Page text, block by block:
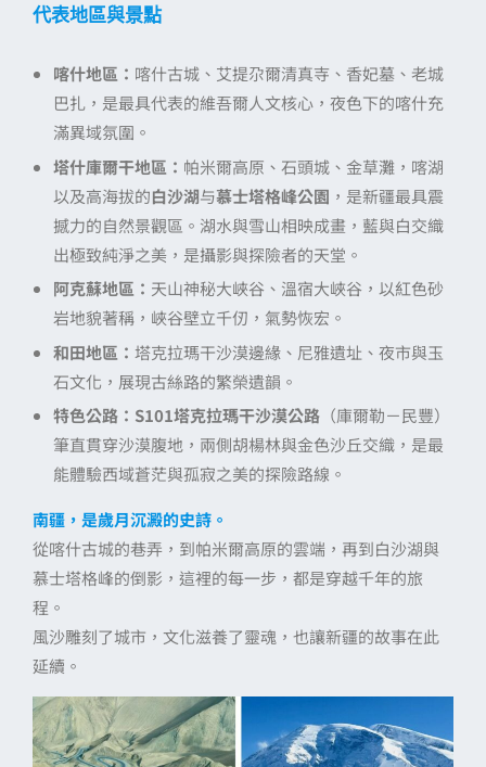
代表地區與景點
喀什地區： 喀什古城、艾提尕爾清真寺、香妃墓、老城
巴扎，是最具代表的維吾爾人文核心，夜色下的喀什充
滿異域氛圍。
塔什庫爾干地區： 帕米爾高原、石頭城、金草灘，喀湖
以及高海拔的白沙湖与慕士塔格峰公園 ，是新疆最具震
撼力的自然景觀區。湖水與雪山相映成畫，藍與白交織
出極致純淨之美，是攝影與探險者的天堂。
阿克蘇地區： 天山神秘大峽谷、溫宿大峽谷，以紅色砂
岩地貌著稱，峽谷壁立千仞，氣勢恢宏。
和田地區： 塔克拉瑪干沙漠邊緣、尼雅遺址、夜市與玉
石文化，展現古絲路的繁榮遺韻。
特色公路： S101塔克拉瑪干沙漠公路（庫爾勒－民豐）
筆直貫穿沙漠腹地，兩側胡楊林與金色沙丘交織，是最
能體驗西域蒼茫與孤寂之美的探險路線。
南疆，是歲月沉澱的史詩。
從喀什古城的巷弄，到帕米爾高原的雲端，再到白沙湖與
慕士塔格峰的倒影，這裡的每一步，都是穿越千年的旅
程。
風沙雕刻了城市，文化滋養了靈魂，也讓新疆的故事在此
延續。